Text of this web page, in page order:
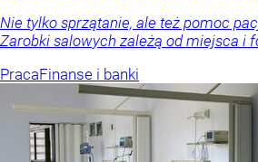
Nie tylko sprzątanie, ale też pomoc
Zarobki salowych zależą od miejsca i
PracaFinanse i banki